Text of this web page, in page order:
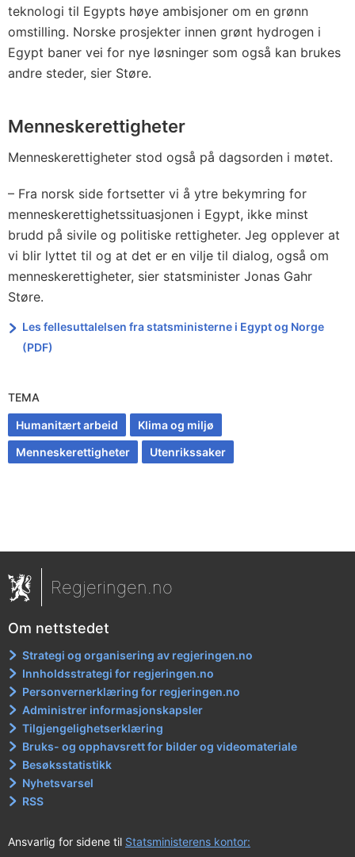
teknologi til Egypts høye ambisjoner om en grønn
omstilling. Norske prosjekter innen grønt hydrogen i
Egypt baner vei for nye løsninger som også kan brukes
andre steder, sier Støre.
Menneskerettigheter
Menneskerettigheter stod også på dagsorden i møtet.
– Fra norsk side fortsetter vi å ytre bekymring for
menneskerettighetssituasjonen i Egypt, ikke minst
brudd på sivile og politiske rettigheter. Jeg opplever at
vi blir lyttet til og at det er en vilje til dialog, også om
menneskerettigheter, sier statsminister Jonas Gahr
Støre.
Les fellesuttalelsen fra statsministerne i Egypt og Norge
(PDF)
TEMA
Humanitært arbeid
Klima og miljø
Menneskerettigheter
Utenrikssaker
Regjeringen.no
Om nettstedet
Strategi og organisering av regjeringen.no
Innholdsstrategi for regjeringen.no
Personvernerklæring for regjeringen.no
Administrer informasjonskapsler
Tilgjengelighetserklæring
Bruks- og opphavsrett for bilder og videomateriale
Besøksstatistikk
Nyhetsvarsel
RSS
Ansvarlig for sidene til Statsministerens kontor: